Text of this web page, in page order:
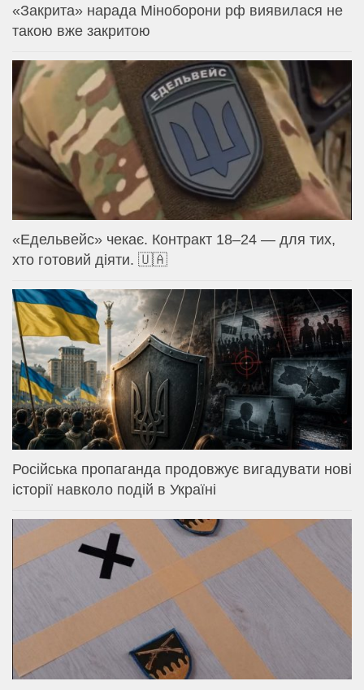
«Закрита» нарада Міноборони рф виявилася не
такою вже закритою
«Едельвейс» чекає. Контракт 18–24 — для тих,
хто готовий діяти. 🇺🇦
Російська пропаганда продовжує вигадувати нові
історії навколо подій в Україні